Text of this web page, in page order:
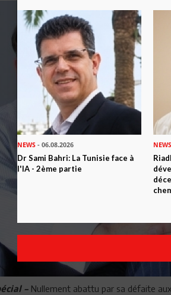
– Nullement abattu par sa défaite
NEWS - 06.08.2026
Dr Sami Bahri: La Tunisie face à
l'IA - 2ème partie
NEWS